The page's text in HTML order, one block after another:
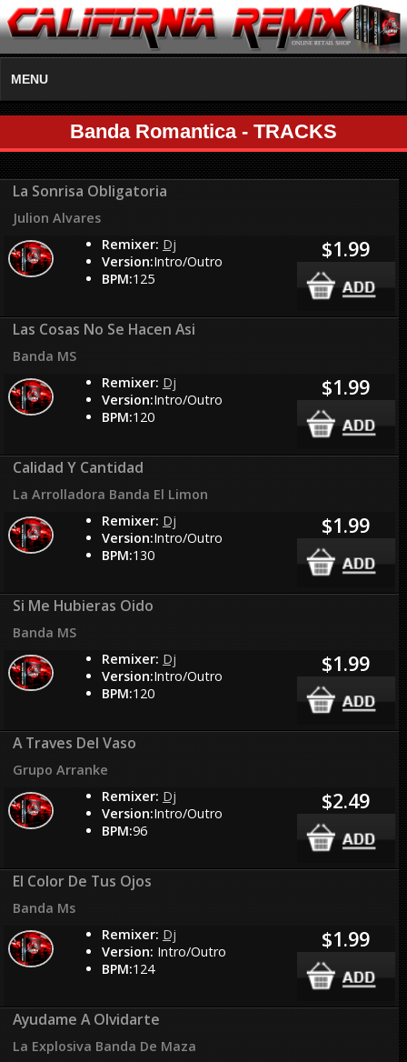
MENU
Banda Romantica - TRACKS
La Sonrisa Obligatoria
Julion Alvares
Remixer: Dj
Version:Intro/Outro
BPM:125
$1.99
Las Cosas No Se Hacen Asi
Banda MS
Remixer: Dj
Version:Intro/Outro
BPM:120
$1.99
Calidad Y Cantidad
La Arrolladora Banda El Limon
Remixer: Dj
Version:Intro/Outro
BPM:130
$1.99
Si Me Hubieras Oido
Banda MS
Remixer: Dj
Version:Intro/Outro
BPM:120
$1.99
A Traves Del Vaso
Grupo Arranke
Remixer: Dj
Version:Intro/Outro
BPM:96
$2.49
El Color De Tus Ojos
Banda Ms
Remixer: Dj
Version: Intro/Outro
BPM:124
$1.99
Ayudame A Olvidarte
La Explosiva Banda De Maza